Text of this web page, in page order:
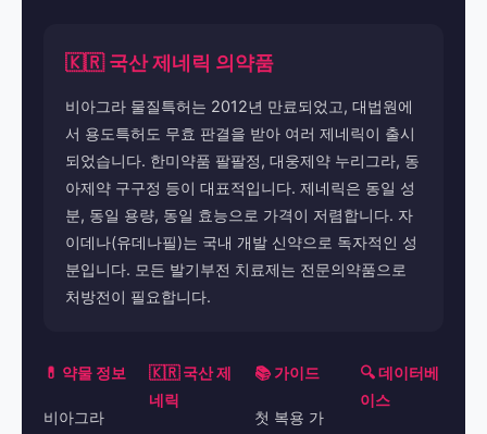
🇰🇷 국산 제네릭 의약품
비아그라 물질특허는 2012년 만료되었고, 대법원에
서 용도특허도 무효 판결을 받아 여러 제네릭이 출시
되었습니다. 한미약품 팔팔정, 대웅제약 누리그라, 동
아제약 구구정 등이 대표적입니다. 제네릭은 동일 성
분, 동일 용량, 동일 효능으로 가격이 저렴합니다. 자
이데나(유데나필)는 국내 개발 신약으로 독자적인 성
분입니다. 모든 발기부전 치료제는 전문의약품으로
처방전이 필요합니다.
💊 약물 정보
비아그라
🇰🇷 국산 제
네릭
📚 가이드
첫 복용 가
🔍 데이터베
이스